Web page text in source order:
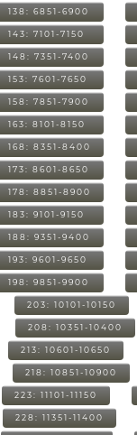
138: 6851-6900
143: 7101-7150
148: 7351-7400
153: 7601-7650
158: 7851-7900
163: 8101-8150
168: 8351-8400
173: 8601-8650
178: 8851-8900
183: 9101-9150
188: 9351-9400
193: 9601-9650
198: 9851-9900
203: 10101-10150
208: 10351-10400
213: 10601-10650
218: 10851-10900
223: 11101-11150
228: 11351-11400